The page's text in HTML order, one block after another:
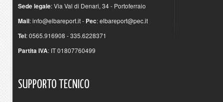
Sede legale: Via Val di Denari, 34 - Portoferraio
Mail:info@elbareport.it- Pec:elbareport@pec.it
Tel: 0565.916908 - 335.6228371
Partita IVA: IT 01807760499
SUPPORTO TECNICO